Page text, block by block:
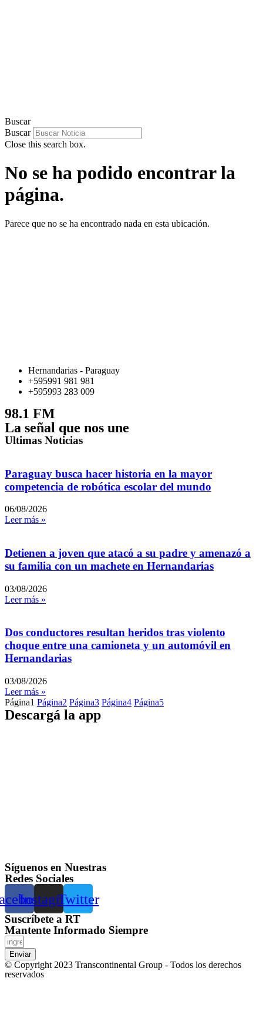
Buscar
Buscar
Close this search box.
No se ha podido encontrar la
página.
Parece que no se ha encontrado nada en esta ubicación.
Hernandarias - Paraguay
+595991 981 981
+595993 283 009
98.1 FM
La señal que nos une
Ultimas Noticias
Paraguay busca hacer historia en la mayor
competencia de robótica escolar del mundo
06/08/2026
Leer más »
Detienen a joven que atacó a su padre y amenazó a
su familia con un machete en Hernandarias
03/08/2026
Leer más »
Dos conductores resultan heridos tras violento
choque entre una camioneta y un automóvil en
Hernandarias
03/08/2026
Leer más »
Página1 Página2 Página3 Página4 Página5
Descargá la app
Síguenos en Nuestras
Redes Sociales
InstagramTwitter
Suscríbete a RT
Mantente Informado Siempre
Enviar
© Copyright 2023 Transcontinental Group - Todos los derechos
reservados